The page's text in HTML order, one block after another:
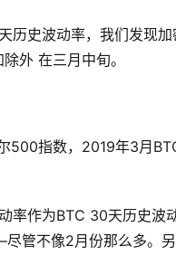
历史波动率，我们发现
外 在三月中旬。
指数，2019年3月
作为BTC 30天历史波
管不像2月份那么多。